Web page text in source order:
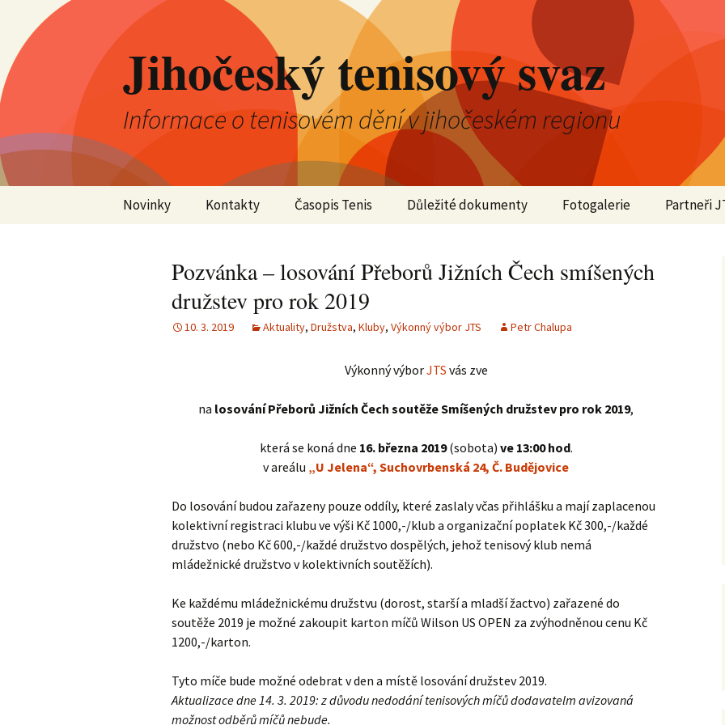
Jihočeský tenisový svaz
Informace o tenisovém dění v jihočeském regionu
Novinky
Jednotlivci
Kontakty
Kontrolní komise JTS
Okresní tenisové
svazy
Haly 2014/2015
Časopis Tenis Důležité dokumenty Fotogalerie
2024
2019
2018
2017
2015
2013
Partneři
Pozvánka – losování Přeborů Jižních Čech smíšených
družstev pro rok 2019
10. 3. 2019 Aktuality, Družstva, Kluby, Výkonný výbor JTS Petr Chalupa
Výkonný výborJTS vás zve
na losování Přeborů Jižních Čech soutěže Smíšených družstev pro rok 2019,
která se koná dne 16. března 2019(sobota) ve 13:00 hod.
v areálu „U Jelena“, Suchovrbenská 24, Č. Budějovice
Do losování budou zařazeny pouze oddíly, které zaslaly včas přihlášku a mají zaplacenou
kolektivní registraci klubu ve výši Kč 1000,-/klub a organizační poplatek Kč 300,-/každé
družstvo (nebo Kč 600,-/každé družstvo dospělých, jehož tenisový klub nemá
mládežnické družstvo v kolektivních soutěžích).
Ke každému mládežnickému družstvu (dorost, starší a mladší žactvo) zařazené do
soutěže 2019 je možné zakoupit karton míčů Wilson US OPEN za zvýhodněnou cenu Kč
1200,-/karton.
Tyto míče bude možné odebrat v den a místě losování družstev 2019.
Aktualizace dne 14. 3. 2019: z důvodu nedodání tenisových míčů dodavatelm avizovaná
možnost odběrů míčů nebude.